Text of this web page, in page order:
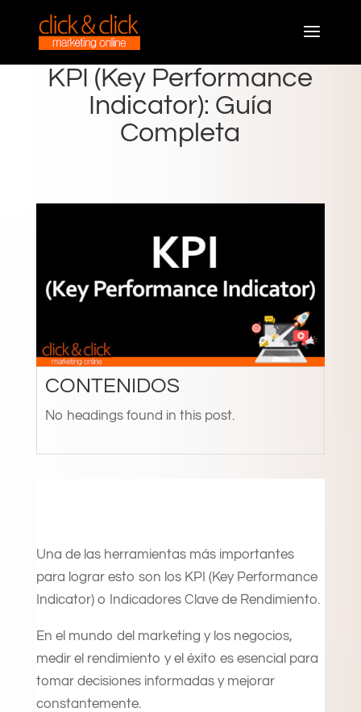
KPI (Key Performance
Indicator): Guía
Completa
CONTENIDOS
No headings found in this post.
Una de las herramientas más importantes
para lograr esto son los KPI (Key Performance
Indicator) o Indicadores Clave de Rendimiento.
En el mundo del marketing y los negocios,
medir el rendimiento y el éxito es esencial para
tomar decisiones informadas y mejorar
constantemente.